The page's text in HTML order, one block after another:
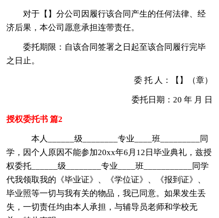
对于【】分公司因履行该合同产生的任何法律、经
济后果，本公司愿意承担连带责任。
委托期限：自该合同签署之日起至该合同履行完毕
之日止。
委 托 人：【】（章）
委托日期：20 年 月 日
授权委托书 篇2
本人______级________专业____班_________同
学，因个人原因不能参加20xx年6月12日毕业典礼，兹授
权委托______级________专业____班___________同学
代我领取我的《毕业证》、《学位证》、《报到证》、
毕业照等一切与我有关的物品，我已同意。如果发生丢
失，一切责任均由本人承担，与辅导员老师和学校无